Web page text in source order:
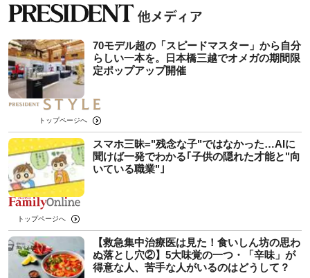
70モデル超の「スピードマスター」から自分
らしい一本を。日本橋三越でオメガの期間限
定ポップアップ開催
トップページへ
スマホ三昧="残念な子"ではなかった…AIに
聞けば一発でわかる｢子供の隠れた才能と"向
いている職業"｣
トップページへ
【救急集中治療医は見た！食いしん坊の思わ
ぬ落とし穴②】5大味覚の一つ・「辛味」が
得意な人、苦手な人がいるのはどうして？